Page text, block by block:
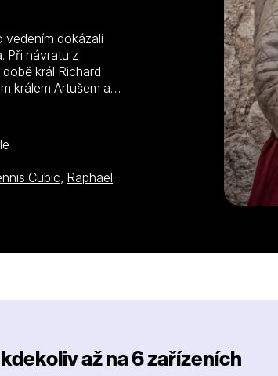
vedením dokázali
Při návratu z
král Richard
králem Artušem a
zabiják, byl
Jenže jeho životní
špatné šaty. V
cestou do Svaté
Francie
velké množství
Evropě se tím
která obestírají
Cubic, Raphael
až na 6 zařízeních